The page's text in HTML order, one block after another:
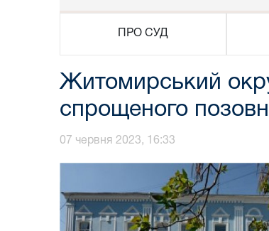
ПРО СУД
Житомирський
спрощеного
07 червня 2023, 16:33